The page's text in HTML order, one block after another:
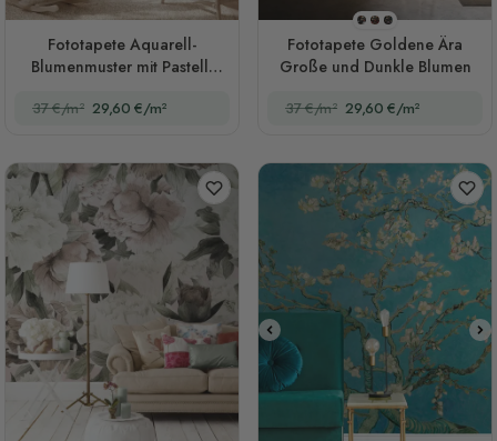
Fototapete Aquarell-
Blumenmuster mit Pastell-
37 €/m² 29,60 €/m²
Stil 1
Stil 2
Stil 3
Fototapete Goldene Ära
Große und Dunkle Blumen
37 €/m² 29,60 €/m²